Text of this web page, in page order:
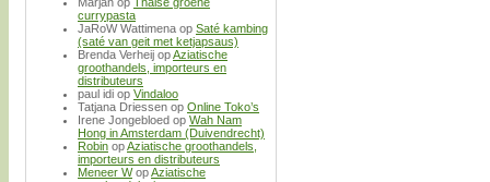
currypasta
JaRoW Wattimena op Saté kambing
(saté van geit met ketjapsaus)
Brenda Verheij opAziatische
groothandels, importeurs en
distributeurs
paul idi op Vindaloo
Tatjana Driessen op Online Toko’s
Irene Jongebloed op Wah Nam
Hong in Amsterdam (Duivendrecht)
Robin opAziatische groothandels,
importeurs en distributeurs
Meneer WopAziatische